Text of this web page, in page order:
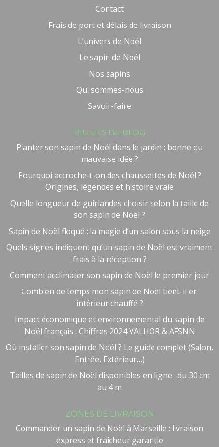
Contact
Frais de port et délais de livraison
L’univers de Noël
Le sapin de Noël
Nos sapins
Qui sommes-nous
Savoir-faire
BILLETS DE BLOG
Planter son sapin de Noël dans le jardin : bonne ou
mauvaise idée ?
Pourquoi accroche-t-on des chaussettes de Noël ?
Origines, légendes et histoire vraie
Quelle longueur de guirlandes choisir selon la taille de
son sapin de Noël ?
Sapin de Noël floqué : la magie d’un salon sous la neige
Quels signes indiquent qu’un sapin de Noël est vraiment
frais à la réception ?
Comment acclimater son sapin de Noël le premier jour
Combien de temps mon sapin de Noël tient-il en
intérieur chauffé ?
Impact économique et environnemental du sapin de
Noël français : Chiffres 2024 VALHOR & AFSNN
Où installer son sapin de Noël ? Le guide complet (Salon,
Entrée, Extérieur…)
Tailles de sapin de Noël disponibles en ligne : du 30 cm
au 4 m
ZONES DE LIVRAISON
Commander un sapin de Noël à Marseille : livraison
express et fraîcheur garantie
Besoin d'aide ?
Bienvenue chez NOEL VERT